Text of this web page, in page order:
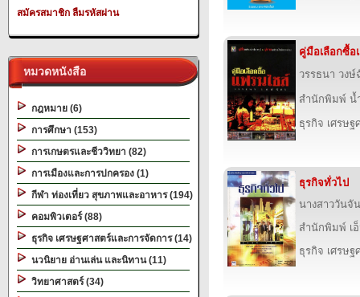
สมัครสมาชิก ลืมรหัสผ่าน
หมวดหนังสือ
กฎหมาย (6)
การศึกษา (153)
การเกษตรและชีววิทยา (82)
การเมืองและการปกครอง (1)
กีฬา ท่องเที่ยว สุขภาพและอาหาร (194)
คอมพิวเตอร์ (88)
ธุรกิจ เศรษฐศาสตร์และการจัดการ (14)
นวนิยาย อ่านเล่น และนิทาน (11)
วิทยาศาสตร์ (34)
คู่มือเลือกซื้อ
วรรธนา วงษ์
สำนักพิมพ์ น้
ธุรกิจ เศรษฐ
ธุรกิจทั่วไป
นางสาววันจั
สำนักพิมพ์ เ
ธุรกิจ เศรษฐ